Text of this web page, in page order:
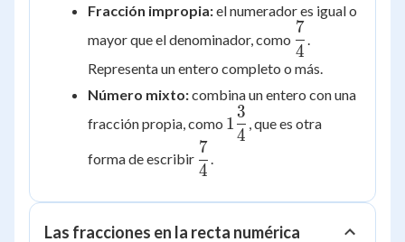
Fracción impropia:el numerador es igual o
mayor que el denominador, como \dfrac{7}
{4}
4
7
Representa un entero completo o más.
Número mixto:combina un entero con una
fracción propia, como 1\dfrac{3}
{4}
1
4
3
, que es otra
forma de escribir \dfrac{7}
{4}
4
7
.
Las fracciones en la recta numérica